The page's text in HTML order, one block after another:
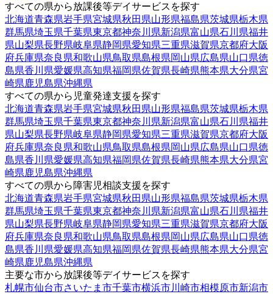
すべての県から放課後等デイサービスを探す
北海道青森県岩手県宮城県秋田県山形県福島県茨城県栃木県
群馬県埼玉県千葉県東京都神奈川県新潟県富山県石川県福井
県山梨県長野県岐阜県静岡県愛知県三重県滋賀県京都府大阪
府兵庫県奈良県和歌山県鳥取県島根県岡山県広島県山口県徳
島県香川県愛媛県高知県福岡県佐賀県長崎県熊本県大分県宮
崎県鹿児島県沖縄県
すべての県から児童発達支援を探す
北海道青森県岩手県宮城県秋田県山形県福島県茨城県栃木県
群馬県埼玉県千葉県東京都神奈川県新潟県富山県石川県福井
県山梨県長野県岐阜県静岡県愛知県三重県滋賀県京都府大阪
府兵庫県奈良県和歌山県鳥取県島根県岡山県広島県山口県徳
島県香川県愛媛県高知県福岡県佐賀県長崎県熊本県大分県宮
崎県鹿児島県沖縄県
すべての県から障害児相談支援を探す
北海道青森県岩手県宮城県秋田県山形県福島県茨城県栃木県
群馬県埼玉県千葉県東京都神奈川県新潟県富山県石川県福井
県山梨県長野県岐阜県静岡県愛知県三重県滋賀県京都府大阪
府兵庫県奈良県和歌山県鳥取県島根県岡山県広島県山口県徳
島県香川県愛媛県高知県福岡県佐賀県長崎県熊本県大分県宮
崎県鹿児島県沖縄県
主要な市から放課後等デイサービスを探す
札幌市仙台市さいたま市千葉市横浜市川崎市相模原市新潟市